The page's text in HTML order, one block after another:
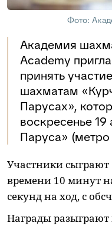
Фото:
Академия
Academy
принять
шахматам
Парусах»,
воскресенье
Паруса»
Участники сыграют
времени 10 минут
секунд на ход, с
Награды разыграют